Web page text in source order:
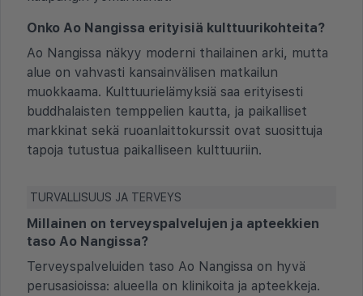
Onko Ao Nangissa erityisiä kulttuurikohteita?
Ao Nangissa näkyy moderni thailainen arki, mutta
alue on vahvasti kansainvälisen matkailun
muokkaama. Kulttuurielämyksiä saa erityisesti
buddhalaisten temppelien kautta, ja paikalliset
markkinat sekä ruoanlaittokurssit ovat suosittuja
tapoja tutustua paikalliseen kulttuuriin.
TURVALLISUUS JA TERVEYS
Millainen on terveyspalvelujen ja apteekkien
taso Ao Nangissa?
Terveyspalveluiden taso Ao Nangissa on hyvä
perusasioissa: alueella on klinikoita ja apteekkeja.